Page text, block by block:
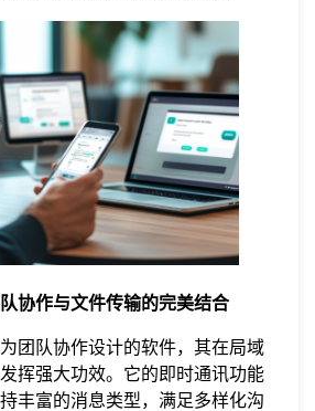
协作与文件传输的完美结合
团队协作设计的软件，其在局域
挥强大功效。它的即时通讯功能
丰富的消息类型，满足多样化沟